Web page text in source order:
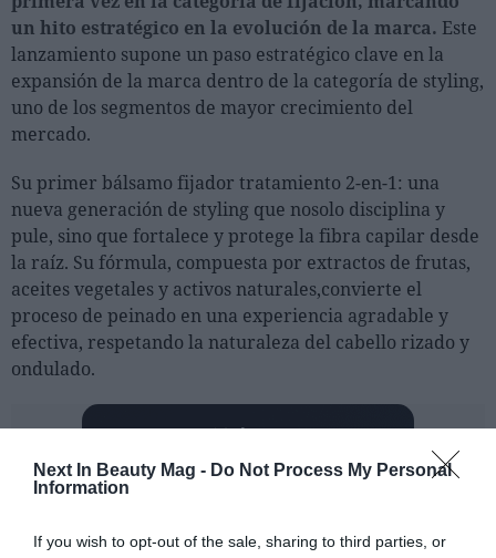
Next In Beauty Mag - Do Not Process My Personal
Information
If you wish to opt-out of the sale, sharing to third parties, or
un hito estratégico en la evolución de la marca. Este
lanzamiento supone un paso estratégico clave en la
expansión de la marca dentro de la categoría de styling,
uno de los segmentos de mayor crecimiento del
mercado.
Su primer bálsamo fijador tratamiento 2-en-1: una
nueva generación de styling que nosolo disciplina y
pule, sino que fortalece y protege la fibra capilar desde
la raíz. Su fórmula, compuesta por extractos de frutas,
aceites vegetales y activos naturales,convierte el
proceso de peinado en una experiencia agradable y
efectiva, respetando la naturaleza del cabello rizado y
ondulado.